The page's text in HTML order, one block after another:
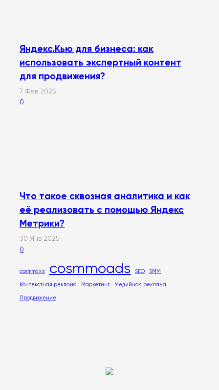
Яндекс.Кью для бизнеса: как
использовать экспертный контент
для продвижения?
7 Фев 2025
0
Что такое сквозная аналитика и как
её реализовать с помощью Яндекс
Метрики?
30 Янв 2025
0
cosmmo.kz cosmmoads SEO SMM
Контекстная реклама Маркетинг Медийная реклама
Продвижение